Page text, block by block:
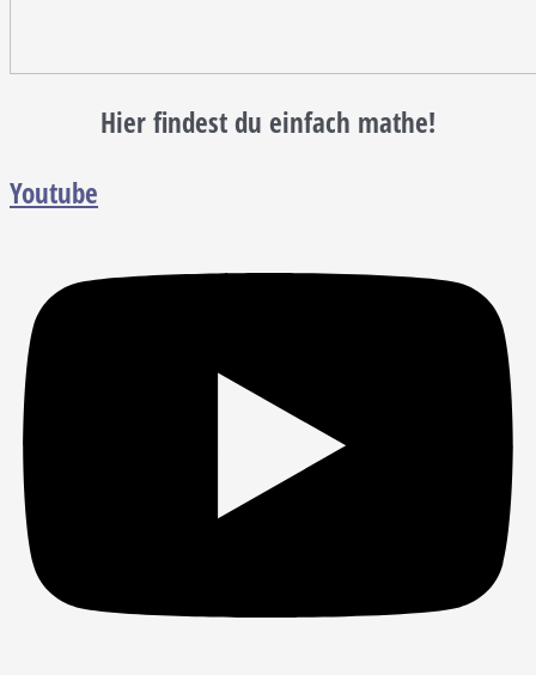
Hier findest du einfach mathe!
Youtube